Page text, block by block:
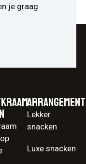
je graag
Lekker
snacken
Luxe snacken